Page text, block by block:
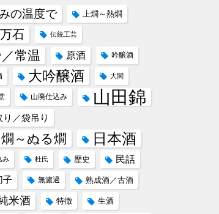
の温度で 上燗～熱燗
石 伝統工芸
常温 原酒 吟醸酒
大吟醸酒 大関
山廃仕込み 山田錦
り／袋吊り
燗～ぬる燗 日本酒
み 杜氏 歴史 民話
子 無濾過 熟成酒／古酒
米酒 特徴 生酒